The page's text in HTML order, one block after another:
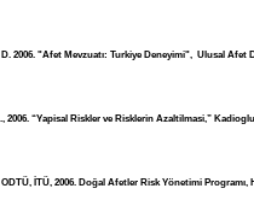
2006. "Afet Mevzuatı: Turkiye Deneyimi", Ulusal Afet
2006. “Yapisal Riskler ve Risklerin Azaltilmasi,”
İTÜ, 2006. Doğal Afetler Risk Yönetimi Programı,